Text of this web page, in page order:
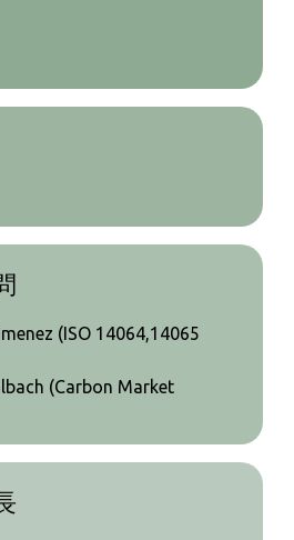
(ISO 14064,14065
(Carbon Market